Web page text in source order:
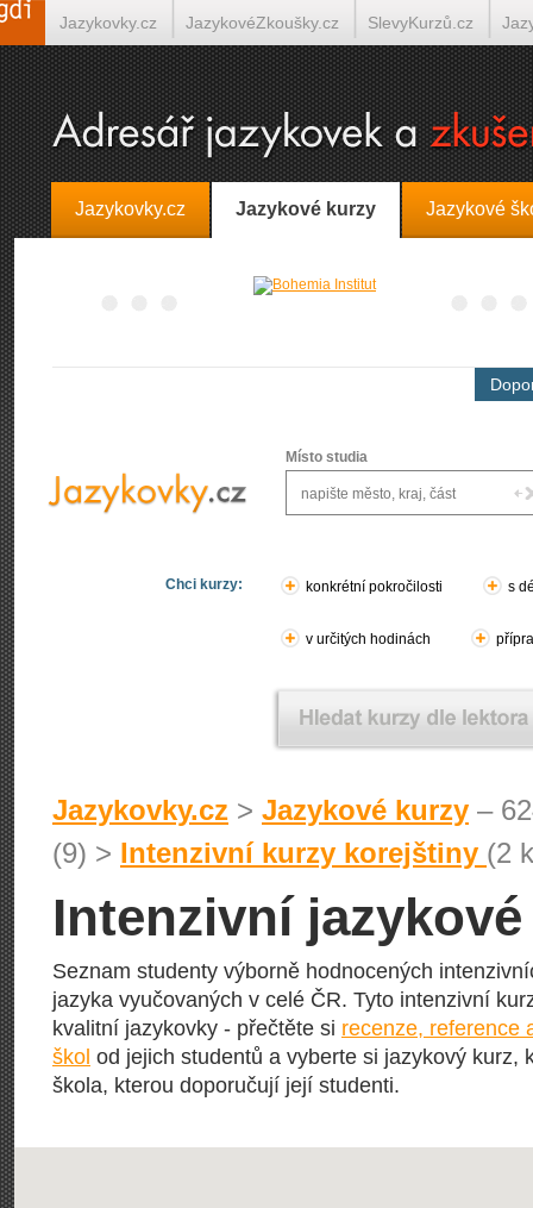
Jazykovky.cz Jazykové kurzy Jazykové
Místo studia
Chci kurzy: konkrétní pokročilosti s
v určitých hodinách
Jazykovky.cz > Jazykové kurzy –
(9) > Intenzivní kurzy korejštiny (2
Intenzivní
Seznam studenty výborně hodnocených
jazyka vyučovaných v celé ČR. Tyto intenzivní
kvalitní jazykovky - přečtěte si recenze, reference
škol od jejich studentů a vyberte si jazykový kurz,
škola, kterou doporučují její studenti.
Jazykovky.cz JazykovéZkoušky.cz SlevyKurzů.cz
Španělština on-line Italština on-line Tlumočení-